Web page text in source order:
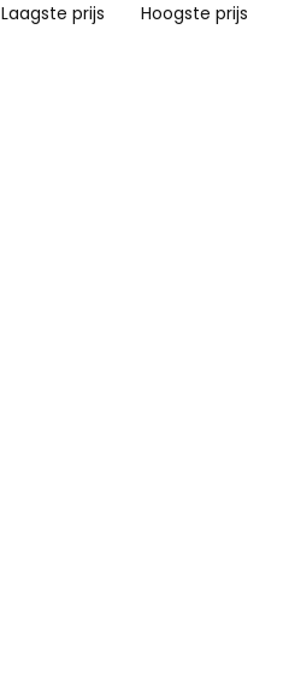
Laagste prijs Hoogste prijs